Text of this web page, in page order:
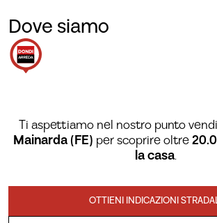
Dove siamo
Ti aspettiamo nel nostro punto
Mainarda (FE) per scoprire oltre
la casa.
OTTIENI INDICAZIONI